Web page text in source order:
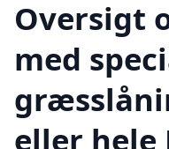
Oversigt
med
eller hele